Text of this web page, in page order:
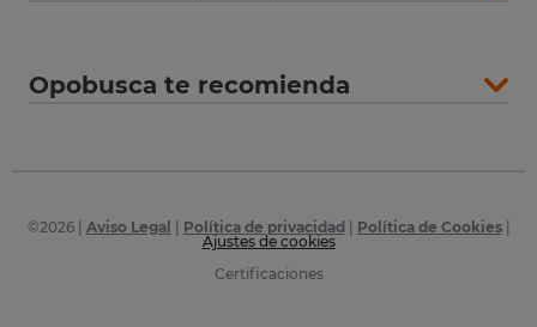
Opobusca te recomienda
©2026| Aviso Legal Política de privacidad Política de Cookies|
Ajustes de cookies
Certificaciones